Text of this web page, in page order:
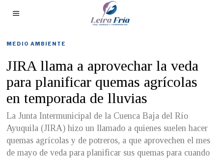
MEDIO AMBIENTE
JIRA llama a aprovechar la veda
para planificar quemas agrícolas
en temporada de lluvias
La Junta Intermunicipal de la Cuenca Baja del Río
Ayuquila (JIRA) hizo un llamado a quienes suelen hacer
quemas agrícolas y de potreros, a que aprovechen el mes
de mayo de veda para planificar sus quemas para cuando